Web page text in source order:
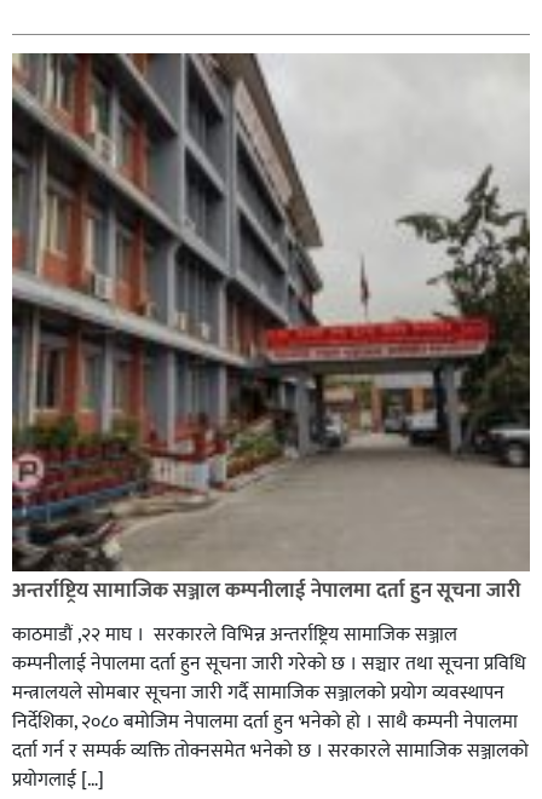
अन्तर्राष्ट्रिय सामाजिक सञ्जाल कम्पनीलाई नेपालमा दर्ता हुन सूचना जारी
काठमाडौं ,२२ माघ । सरकारले विभिन्न अन्तर्राष्ट्रिय सामाजिक सञ्जाल
कम्पनीलाई नेपालमा दर्ता हुन सूचना जारी गरेको छ । सञ्चार तथा सूचना प्रविधि
मन्त्रालयले सोमबार सूचना जारी गर्दै सामाजिक सञ्जालको प्रयोग व्यवस्थापन
निर्देशिका, २०८० बमोजिम नेपालमा दर्ता हुन भनेको हो । साथै कम्पनी नेपालमा
दर्ता गर्न र सम्पर्क व्यक्ति तोक्नसमेत भनेको छ । सरकारले सामाजिक सञ्जालको
प्रयोगलाई […]